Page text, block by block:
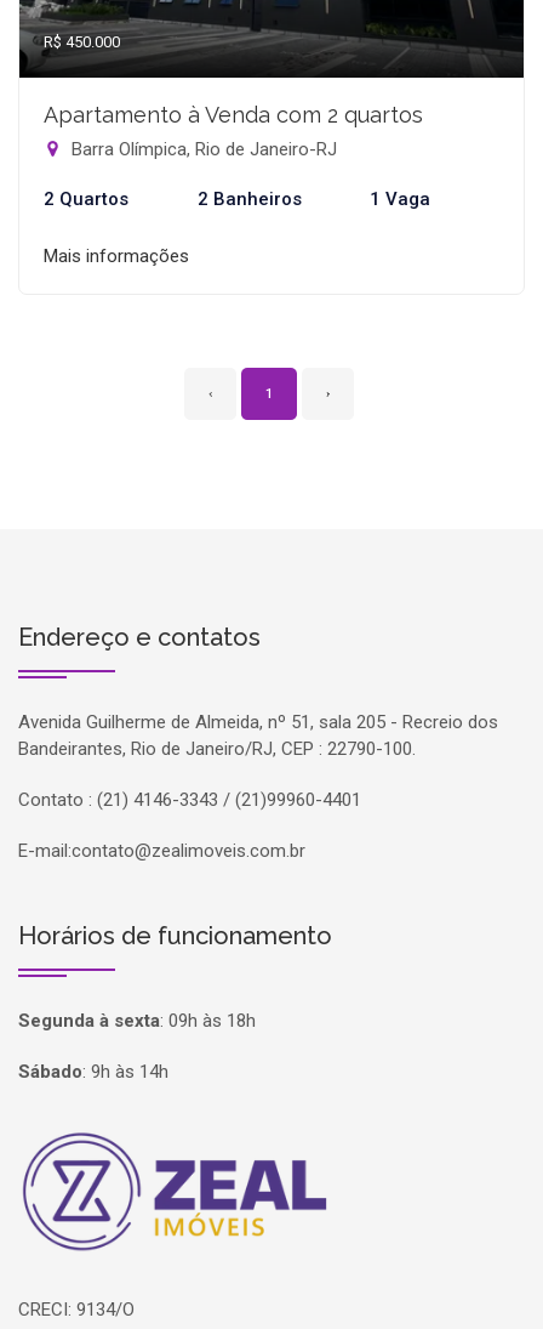
R$ 450.000
Apartamento à Venda com 2 quartos
Barra Olímpica, Rio de Janeiro-RJ
2 Quartos 2 Banheiros 1 Vaga
Mais informações
‹ 1 ›
Endereço e contatos
Avenida Guilherme de Almeida, nº 51, sala 205 - Recreio dos
Bandeirantes, Rio de Janeiro/RJ, CEP : 22790-100.
Contato : (21) 4146-3343 / (21)99960-4401
E-mail:contato@zealimoveis.com.br
Horários de funcionamento
Segunda à sexta: 09h às 18h
Sábado: 9h às 14h
Página inicial
CRECI: 9134/O